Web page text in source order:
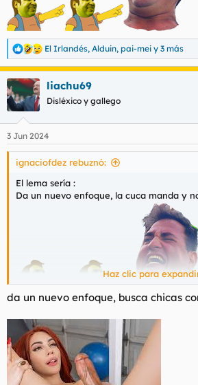
R
e
a
c
c
e
s
El Irlandés, Alduin, pai-mei y 3 más
liachu69
Disléxico y gallego
3 Jun 2024
ignaciofdez rebuznó:
El lema sería :
Da un nuevo enfoque, la cuca manda y
Haz clic para
da un nuevo enfoque, busca chicas